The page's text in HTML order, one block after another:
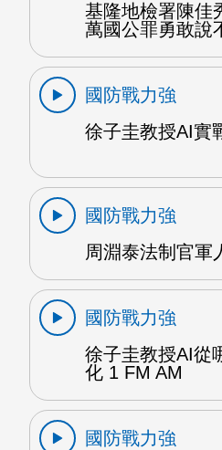
基隆地檢署陳佳
萬國公罪勇敢說
國防戰力強
徐子圭教授AI實
國防戰力強
周淵泰法制官軍
國防戰力強
徐子圭教授AI從
化 1 FM AM
國防戰力強